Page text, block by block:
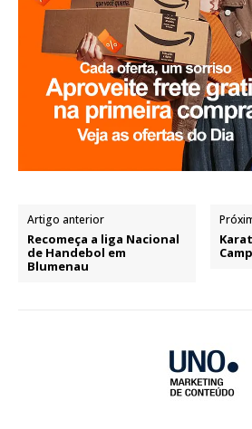
Artigo anterior
Recomeça a liga Nacional
de Handebol em
Blumenau